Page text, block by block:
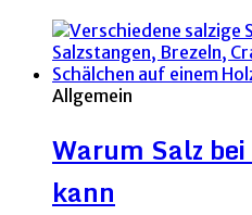
Allgemein
Warum Salz
kann